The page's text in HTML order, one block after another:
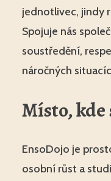
jednotlivec, jindy
Spojuje nás
soustředění,
náročných
Místo, kde
EnsoDojo je
osobní růst a